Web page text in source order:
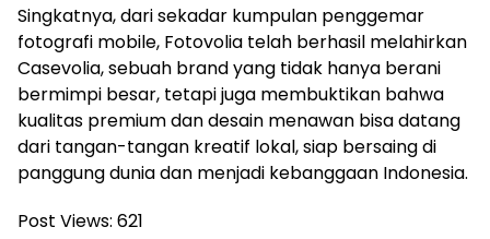
Singkatnya, dari sekadar kumpulan penggemar
fotografi mobile, Fotovolia telah berhasil melahirkan
Casevolia, sebuah brand yang tidak hanya berani
bermimpi besar, tetapi juga membuktikan bahwa
kualitas premium dan desain menawan bisa datang
dari tangan-tangan kreatif lokal, siap bersaing di
panggung dunia dan menjadi kebanggaan Indonesia.
Post Views: 621